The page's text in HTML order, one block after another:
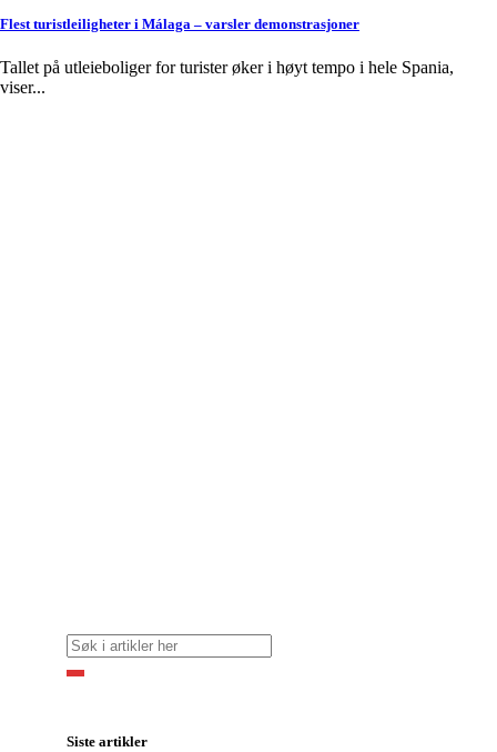
Flest turistleiligheter i Málaga – varsler demonstrasjoner
Tallet på utleieboliger for turister øker i høyt tempo i hele Spania,
viser...
Siste artikler